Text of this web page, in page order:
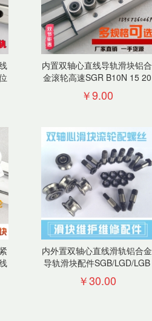
内置双轴心直线导轨滑块铝合
金滚轮高速SGR B10N 15 20
25 35滑轨
￥9.00
内外置双轴心直线滑轨铝合金
导轨滑块配件SGB/LGD/LGB
滚轮配螺丝
￥30.00